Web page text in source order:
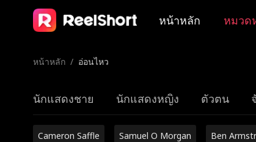
หน้าหลัก หมวด
หน้าหลัก / อ่อนไหว
นักแสดงชาย นักแสดงหญิง ตัวตน
Cameron Saffle Samuel O Morgan Ben